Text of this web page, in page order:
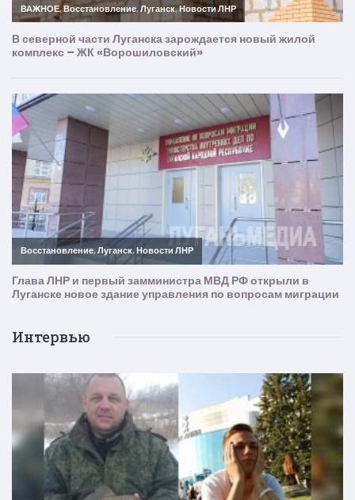
Интервью